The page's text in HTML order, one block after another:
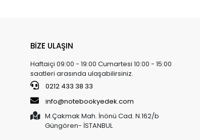
BİZE ULAŞIN
Haftaiçi 09:00 - 19:00 Cumartesi 10:00 - 15:00
saatleri arasında ulaşabilirsiniz.
0212 433 38 33
info@notebookyedek.com
M.Çakmak Mah. İnönü Cad. N.162/b
Güngören- İSTANBUL